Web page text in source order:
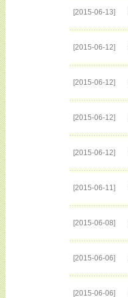
[2015-06-13]
[2015-06-12]
[2015-06-12]
[2015-06-12]
[2015-06-12]
[2015-06-11]
[2015-06-08]
[2015-06-06]
[2015-06-06]